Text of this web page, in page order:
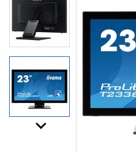
keyboard_arrow_downt